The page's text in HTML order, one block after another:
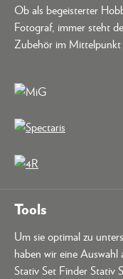
Ob als begeisterter
Fotograf, immer steht
Zubehör im Mittelpunkt
Tools
Um sie optimal zu
haben wir eine
Stativ Set Finder Stativ